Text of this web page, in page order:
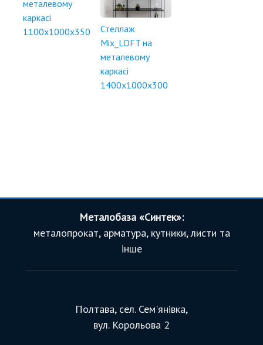
металевому
каркасі
1100x1000x350
Стеллаж
Mix_LOFT на
металевому
каркасі
1400x1000x300
Металобаза «Синтек»:
металопрокат, арматура, кутники, листи та
інше
Полтава, сел. Сем'янівка,
вул. Корольова 2